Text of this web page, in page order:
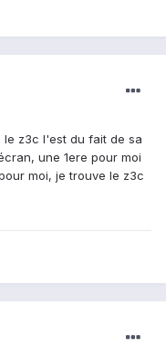
z3c l'est du fait de sa
une 1ere pour moi
moi, je trouve le z3c